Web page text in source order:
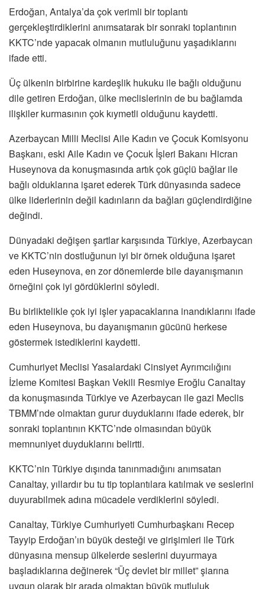
Erdoğan, Antalya’da çok verimli bir toplantı
gerçekleştirdiklerini anımsatarak bir sonraki toplantının
KKTC’nde yapacak olmanın mutluluğunu yaşadıklarını
ifade etti.
Üç ülkenin birbirine kardeşlik hukuku ile bağlı olduğunu
dile getiren Erdoğan, ülke meclislerinin de bu bağlamda
ilişkiler kurmasının çok kıymetli olduğunu kaydetti.
Azerbaycan Milli Meclisi Aile Kadın ve Çocuk Komisyonu
Başkanı, eski Aile Kadın ve Çocuk İşleri Bakanı Hicran
Huseynova da konuşmasında artık çok güçlü bağlar ile
bağlı olduklarına işaret ederek Türk dünyasında sadece
ülke liderlerinin değil kadınların da bağları güçlendirdiğine
değindi.
Dünyadaki değişen şartlar karşısında Türkiye, Azerbaycan
ve KKTC’nin dostluğunun iyi bir örnek olduğuna işaret
eden Huseynova, en zor dönemlerde bile dayanışmanın
örneğini çok iyi gördüklerini söyledi.
Bu birliktelikle çok iyi işler yapacaklarına inandıklarını ifade
eden Huseynova, bu dayanışmanın gücünü herkese
göstermek istediklerini kaydetti.
Cumhuriyet Meclisi Yasalardaki Cinsiyet Ayrımcılığını
İzleme Komitesi Başkan Vekili Resmiye Eroğlu Canaltay
da konuşmasında Türkiye ve Azerbaycan ile gazi Meclis
TBMM’nde olmaktan gurur duyduklarını ifade ederek, bir
sonraki toplantının KKTC’nde olmasından büyük
memnuniyet duyduklarını belirtti.
KKTC’nin Türkiye dışında tanınmadığını anımsatan
Canaltay, yıllardır bu tu tip toplantılara katılmak ve seslerini
duyurabilmek adına mücadele verdiklerini söyledi.
Canaltay, Türkiye Cumhuriyeti Cumhurbaşkanı Recep
Tayyip Erdoğan’ın büyük desteği ve girişimleri ile Türk
dünyasına mensup ülkelerde seslerini duyurmaya
başladıklarına değinerek “Üç devlet bir millet” şiarına
uygun olarak bir arada olmaktan büyük mutluluk